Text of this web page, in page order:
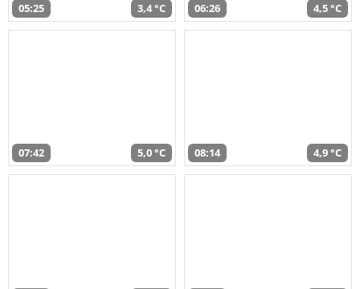
05:25 3,4 °C 06:26 4,5 °C
07:42 5,0 °C 08:14 4,9 °C